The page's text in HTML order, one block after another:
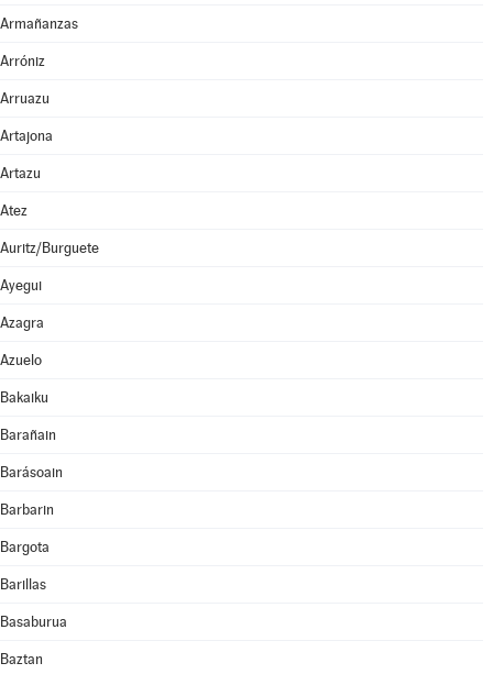
Armañanzas
Arróniz
Arruazu
Artajona
Artazu
Atez
Auritz/Burguete
Ayegui
Azagra
Azuelo
Bakaiku
Barañain
Barásoain
Barbarin
Bargota
Barillas
Basaburua
Baztan